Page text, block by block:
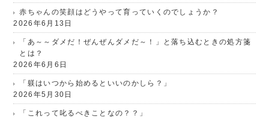
赤ちゃんの笑顔はどうやって育っていくのでしょうか？
2026年6月13日
「あ～～ダメだ！ぜんぜんダメだ～！」と落ち込むときの処方箋
とは？
2026年6月6日
「躾はいつから始めるといいのかしら？」
2026年5月30日
「これって叱るべきことなの？？」